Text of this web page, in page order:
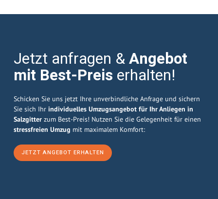
Jetzt anfragen &Angebot
mit Best-Preis erhalten!
Schicken Sie uns jetzt Ihre unverbindliche Anfrage und sichern
Sie sich Ihr individuelles Umzugsangebot für Ihr Anliegen in
Salzgitter zum Best-Preis! Nutzen Sie die Gelegenheit für einen
stressfreien Umzug mit maximalem Komfort:
JETZT ANGEBOT ERHALTEN